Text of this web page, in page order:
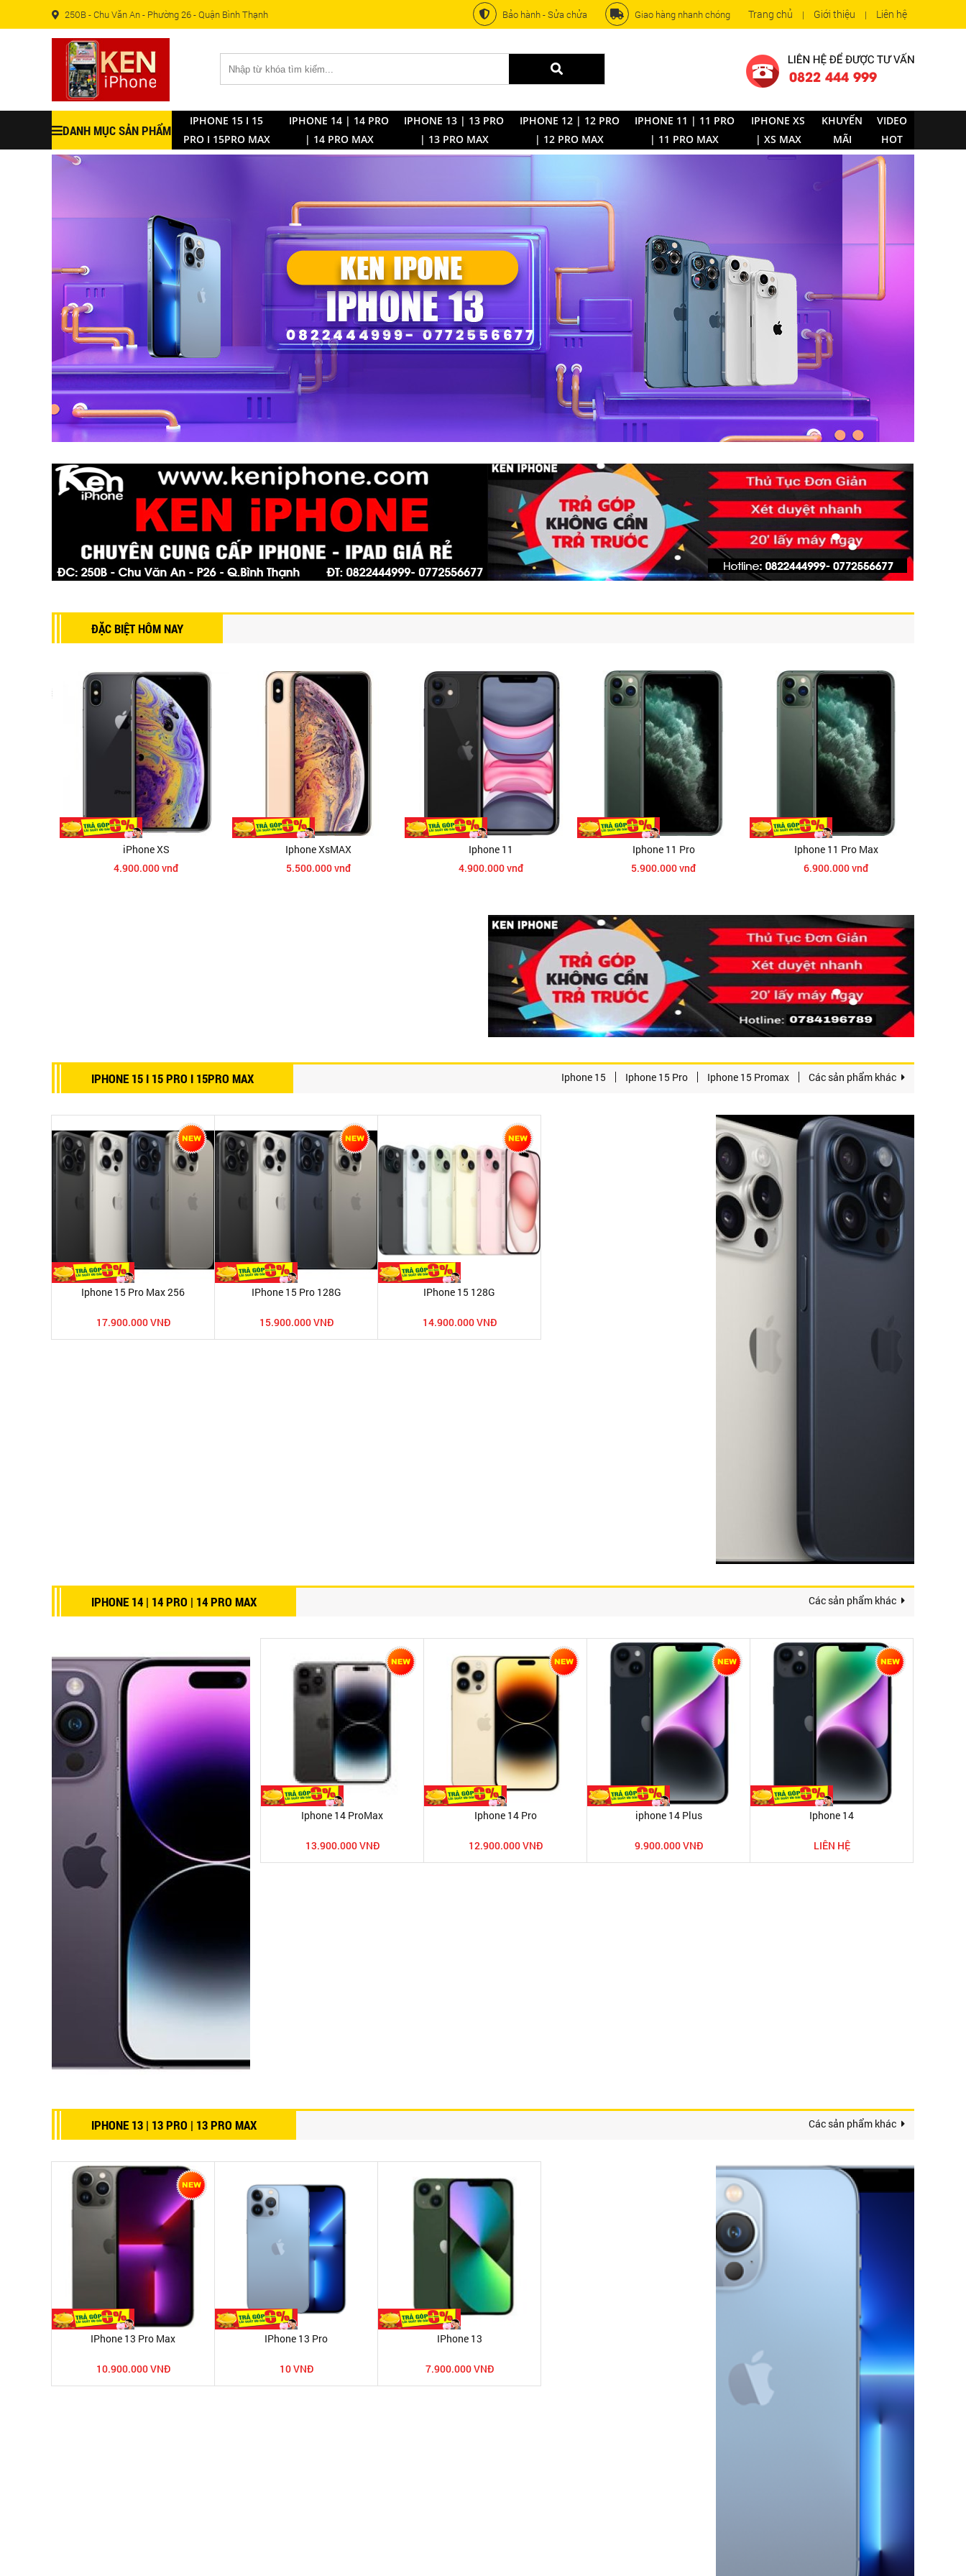
250B - Chu Văn An - Phường 26 - Quận Bình Thạnh Trang chủ | Giới thiệu | Liên hệ
Giao hàng nhanh chóng
Bảo hành - Sửa chửa
0822 444 999
DANH MỤC SẢN PHẨM
IPHONE 15 I 15
PRO I 15PRO MAX
IPHONE 14 | 14 PRO
| 14 PRO MAX
IPHONE 13 | 13 PRO
| 13 PRO MAX
IPHONE 12 | 12 PRO
| 12 PRO MAX
IPHONE 11 | 11 PRO
| 11 PRO MAX
IPHONE XS
| XS MAX
KHUYẾN
MÃI
VIDEO
HOT
ĐẶC BIỆT HÔM NAY
iPhone XS
4.900.000 vnđ
Iphone XsMAX
5.500.000 vnđ
Iphone 11
4.900.000 vnđ
Iphone 11 Pro
5.900.000 vnđ
Iphone 11 Pro Max
6.900.000 vnđ
IPHONE 15 I 15 PRO I 15PRO MAX Các sản phẩm khác
Iphone 15 Promax
Iphone 15 Pro
Iphone 15
Iphone 15 Pro Max 256
17.900.000 VNĐ
IPhone 15 Pro 128G
15.900.000 VNĐ
IPhone 15 128G
14.900.000 VNĐ
IPHONE 14 | 14 PRO | 14 PRO MAX Các sản phẩm khác
Iphone 14 ProMax
13.900.000 VNĐ
Iphone 14 Pro
12.900.000 VNĐ
iphone 14 Plus
9.900.000 VNĐ
Iphone 14
LIÊN HỆ
IPHONE 13 | 13 PRO | 13 PRO MAX Các sản phẩm khác
IPhone 13 Pro Max
10.900.000 VNĐ
IPhone 13 Pro
10 VNĐ
IPhone 13
7.900.000 VNĐ